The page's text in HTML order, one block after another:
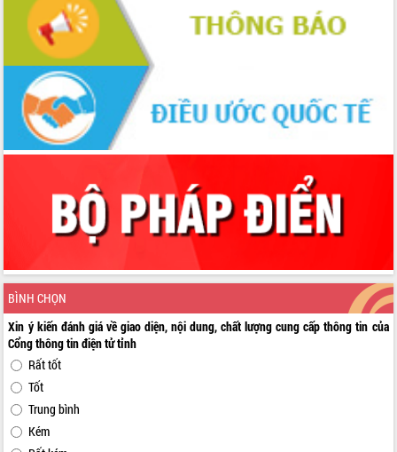
BÌNH CHỌN
Xin ý kiến đánh giá về giao diện, nội dung, chất lượng cung cấp thông tin của
Cổng thông tin điện tử tỉnh
Rất tốt
Tốt
Trung bình
Kém